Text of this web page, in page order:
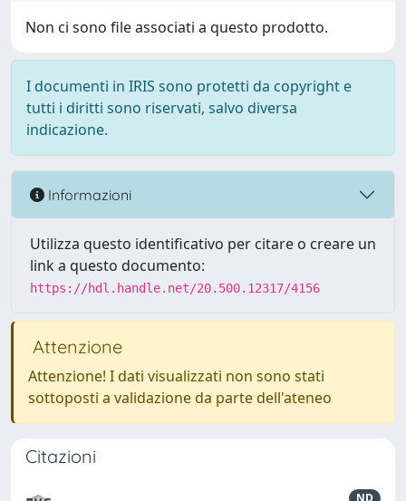
Non ci sono file associati a questo prodotto.
I documenti in IRIS sono protetti da copyright e
tutti i diritti sono riservati, salvo diversa
indicazione.
Informazioni
Utilizza questo identificativo per citare o creare un
link a questo documento:
https://hdl.handle.net/20.500.12317/4156
Attenzione
Attenzione! I dati visualizzati non sono stati
sottoposti a validazione da parte dell'ateneo
Citazioni